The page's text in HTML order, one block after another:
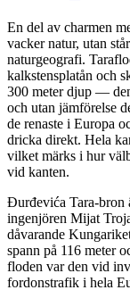
En del av charmen
vacker natur, utan
naturgeografi.
kalkstensplatån och
300 meter djup —
och utan jämförelse
de renaste i Europa
dricka direkt. Hela
vilket märks i hur
vid kanten.
Đurđevića Tara-bron
ingenjören Mijat
dåvarande
spann på 116 meter
floden var den vid
fordonstrafik i hela